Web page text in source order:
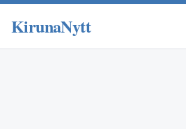
KirunaNytt